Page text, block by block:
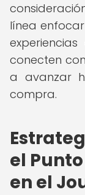
línea
conecten
a avanzar
compra.
el
en el